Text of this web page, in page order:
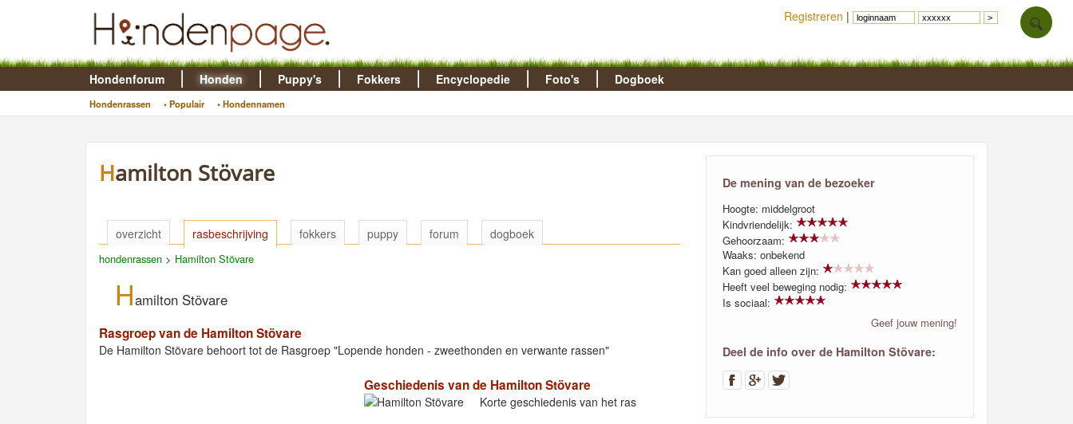
Hondenforum Honden
Hondenrassen • Populair • Hondennamen
Puppy's Fokkers Encyclopedie Foto's Dogboek
Hamilton Stövare
overzicht rasbeschrijving fokkers puppy forum dogboek
hondenrassen > Hamilton Stövare
Hamilton Stövare
Rasgroep van de Hamilton Stövare
De Hamilton Stövare behoort tot de Rasgroep "Lopende honden - zweethonden en verwante rassen"
Geschiedenis van de Hamilton Stövare
Korte geschiedenis van het ras
De mening van de bezoeker
Hoogte: middelgroot
Kindvriendelijk:
Gehoorzaam:
Waaks: onbekend
Kan goed alleen zijn:
Heeft veel beweging nodig:
Is sociaal:
Geef jouw mening!
Deel de info over de Hamilton Stövare:
Registreren |